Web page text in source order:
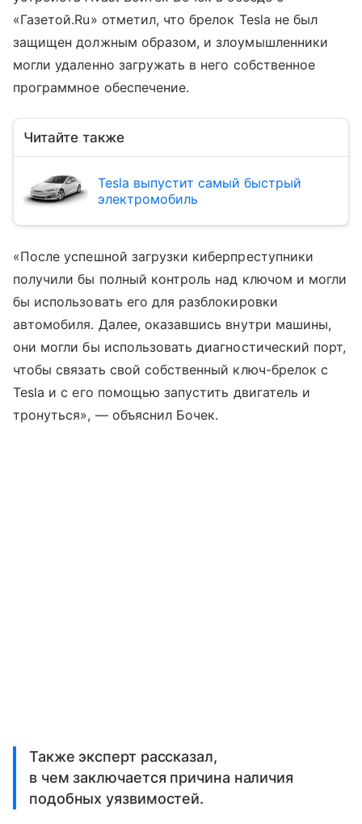
«Газетой.Ru» отметил, что брелок Tesla не был
защищен должным образом, и злоумышленники
могли удаленно загружать в него собственное
программное обеспечение.
Читайте также
Tesla выпустит самый быстрый
электромобиль
«После успешной загрузки киберпреступники
получили бы полный контроль над ключом и могли
бы использовать его для разблокировки
автомобиля. Далее, оказавшись внутри машины,
они могли бы использовать диагностический порт,
чтобы связать свой собственный ключ-брелок с
Tesla и с его помощью запустить двигатель и
тронуться», — объяснил Бочек.
Также эксперт рассказал,
в чем заключается причина наличия
подобных уязвимостей.